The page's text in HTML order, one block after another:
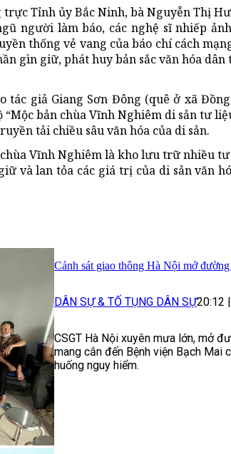
Tỉnh ủy Bắc Ninh, bà Nguyễn Thị
người làm báo, các nghệ sĩ nhiếp
thống vẻ vang của báo chí cách
gìn giữ, phát huy bản sắc văn hóa
tác giả Giang Sơn Đông (quê ở xã
bản chùa Vĩnh Nghiêm di sản tư
tải chiều sâu văn hóa của di sản.
chùa Vĩnh Nghiêm là kho lưu trữ nhiều
và lan tỏa các giá trị của di sản văn
Cảnh sát giao thông Hà Nội mở
DÂN SỰ & TỐ TỤNG DÂN SỰ20:12
CSGT Hà Nội xuyên mưa lớn, mở
mang cắn đến Bệnh viện Bạch
huống nguy hiểm.